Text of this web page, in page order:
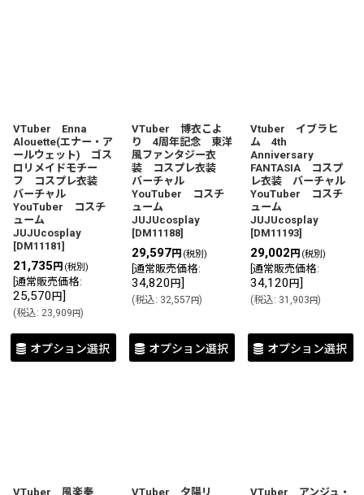
VTuber Enna
Alouette(エナー・ア
ールウェット) ゴス
ロリメイドモチー
フ コスプレ衣装
バーチャル
YouTuber コスチ
ューム
JUJUcosplay
[DM11181]
21,735 円 (税別)
通常販売価格:
25,570 円]
(税込: 23,909円)
オプション選択
VTuber 博衣こよ
り 4周年記念 東洋
風ファンタジー衣
装 コスプレ衣装
バーチャル
YouTuber コスチ
ューム
JUJUcosplay
[DM11188]
29,597円 (税別)
通常販売価格:
34,820 円]
(税込: 32,557円)
オプション選択
Vtuber イブラヒ
ム 4th
Anniversary
FANTASIA コスプ
レ衣装 バーチャル
YouTuber コスチ
ューム
JUJUcosplay
[DM11193]
29,002 円 (税別)
通常販売価格:
34,120 円]
(税込: 31,903円)
オプション選択
VTuber 風楽奏 VTuber 夕陽リ VTuber アンジュ・